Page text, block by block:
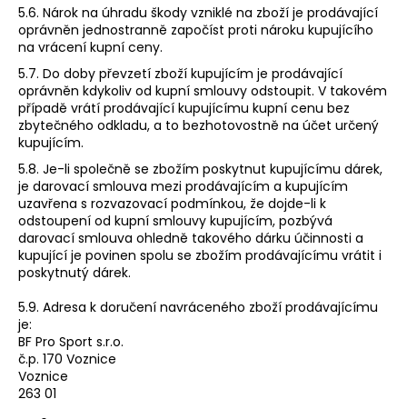
5.6. Nárok na úhradu škody vzniklé na zboží je prodávající
oprávněn jednostranně započíst proti nároku kupujícího
na vrácení kupní ceny.
5.7. Do doby převzetí zboží kupujícím je prodávající
oprávněn kdykoliv od kupní smlouvy odstoupit. V takovém
případě vrátí prodávající kupujícímu kupní cenu bez
zbytečného odkladu, a to bezhotovostně na účet určený
kupujícím.
5.8. Je-li společně se zbožím poskytnut kupujícímu dárek,
je darovací smlouva mezi prodávajícím a kupujícím
uzavřena s rozvazovací podmínkou, že dojde-li k
odstoupení od kupní smlouvy kupujícím, pozbývá
darovací smlouva ohledně takového dárku účinnosti a
kupující je povinen spolu se zbožím prodávajícímu vrátit i
poskytnutý dárek.
5.9. Adresa k doručení navráceného zboží prodávajícímu
je:
BF Pro Sport s.r.o.
č.p. 170 Voznice
Voznice
​263 01